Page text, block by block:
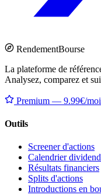
RendementBourse
La plateforme de
Analysez, comparez et
Premium — 9.99€/
Outils
Screener d'actions
Calendrier
Résultats financiers
Splits d'actions
Introductions en